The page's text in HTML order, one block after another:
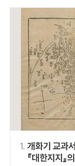
동
1. 개화기 교과
『대한지지』